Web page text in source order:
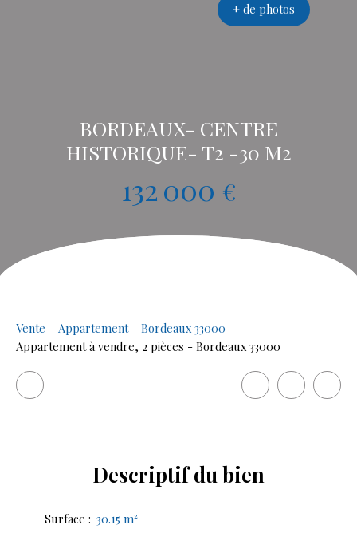
+ de photos
BORDEAUX- CENTRE
HISTORIQUE- T2 -30 M2
132 000 €
Vente Appartement
Bordeaux 33000
Appartement à vendre, 2 pièces - Bordeaux 33000
Descriptifdu bien
Surface : 30.15 m²